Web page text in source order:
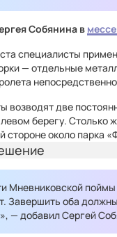
Собянина в
специалисты
— отдельные
возводят две
берегу. Столько
стороне около парка
Мневниковской
Завершить оба
— добавил Сергей